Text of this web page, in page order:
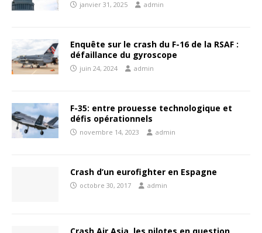
janvier 31, 2025 admin
Enquête sur le crash du F-16 de la RSAF :
défaillance du gyroscope
juin 24, 2024 admin
F-35: entre prouesse technologique et
défis opérationnels
novembre 14, 2023 admin
Crash d’un eurofighter en Espagne
octobre 30, 2017 admin